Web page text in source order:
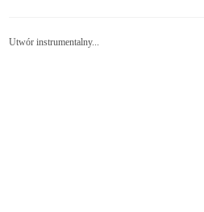
Utwór instrumentalny...